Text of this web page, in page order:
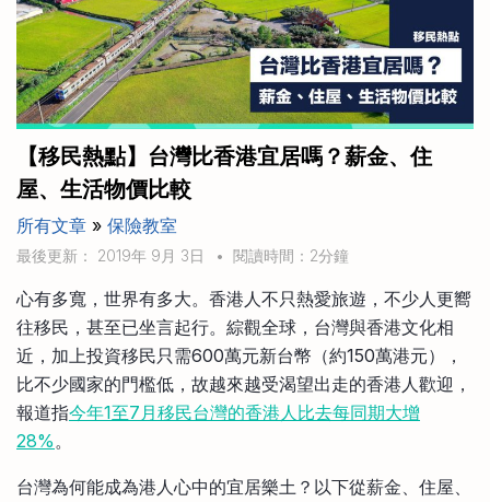
全功能記賬
管理及分析所有戶口
管理MPF戶口
一次過管理所有強積金戶口
申請清卡數/私人貸款
CreFIT x Planto推廣優惠
私人貸款
年利率/APR/年息比較
投資戶口 (美股)
比較最抵美股投資戶口
投資戶口 (港股)
比較最抵港股投資戶口
投資加密貨幣
比較最抵Crypto交易所
月供股票計劃
比較最抵月供計劃戶口
比較定存利率
信用卡
比較各種最優惠信用卡
關於我們
Academy
Marketplace
其他網站
手機App與理財資訊
商業解決方案
【移民熱點】台灣比香港宜居嗎？薪金、住
屋、生活物價比較
所有文章 » 保險教室
最後更新： 2019年 9月 3日 • 閱讀時間：2分鐘
心有多寬，世界有多大。香港人不只熱愛旅遊，不少人更嚮
往移民，甚至已坐言起行。綜觀全球，台灣與香港文化相
近，加上投資移民只需600萬元新台幣（約150萬港元），
比不少國家的門檻低，故越來越受渴望出走的香港人歡迎，
報道指今年1至7月移民台灣的香港人比去每同期大增
28% 。
台灣為何能成為港人心中的宜居樂土？以下從薪金、住屋、